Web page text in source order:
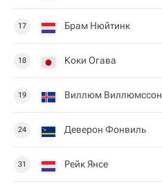
17 Брам Нюйтинк
18 Коки Огава
19 Виллюм Виллюмссон
24 Деверон Фонвиль
31 Рейк Янсе